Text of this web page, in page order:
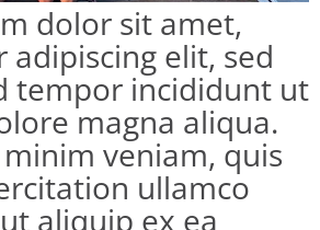
dolor sit amet,
adipiscing elit, sed
tempor incididunt ut
magna aliqua.
veniam, quis
ullamco
aliquip ex ea